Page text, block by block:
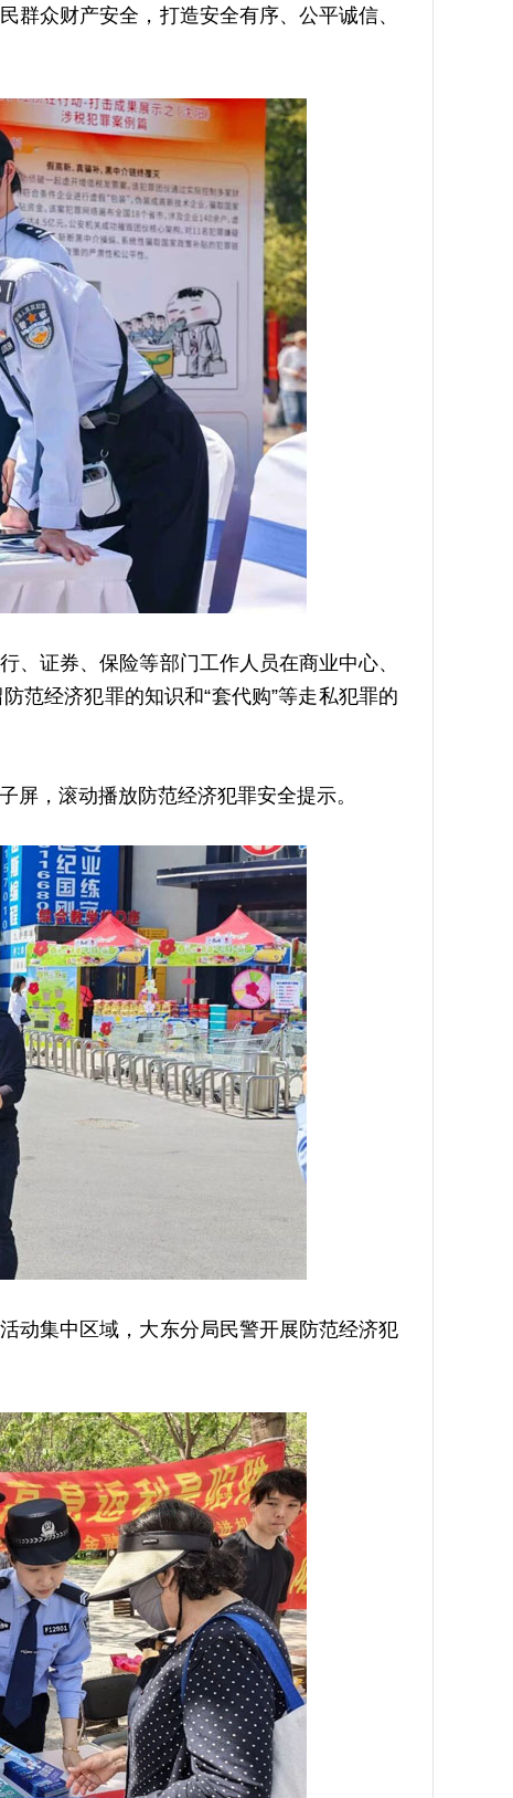
群众财产安全，打造安全有序、公平诚信、
证券、保险等部门工作人员在商业中心、
范经济犯罪的知识和“套代购”等走私犯罪的
，滚动播放防范经济犯罪安全提示。
集中区域，大东分局民警开展防范经济犯